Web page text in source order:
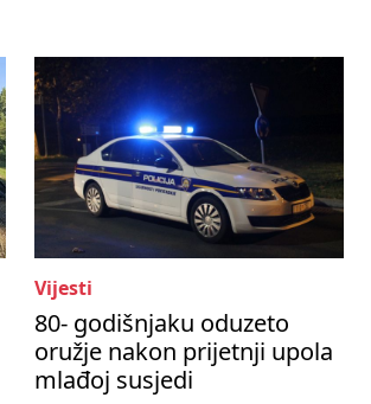
Vijesti
80- godišnjaku oduzeto
oružje nakon prijetnji upola
mlađoj susjedi